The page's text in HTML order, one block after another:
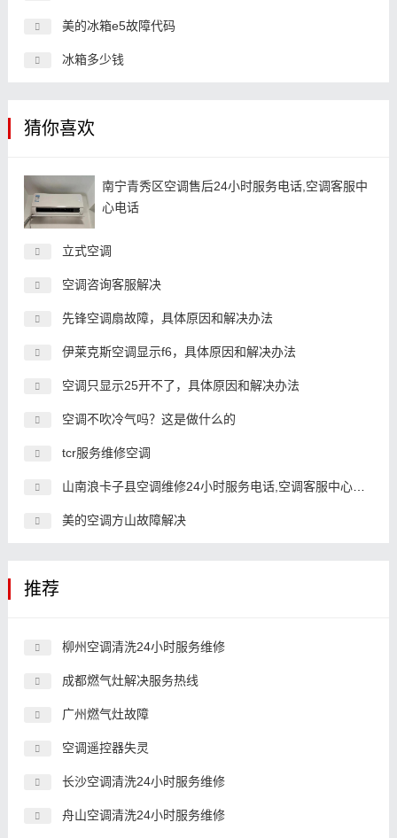
美的冰箱e5故障代码
冰箱多少钱
猜你喜欢
南宁青秀区空调售后24小时服务电话,空调客服中
心电话
立式空调
空调咨询客服解决
先锋空调扇故障，具体原因和解决办法
伊莱克斯空调显示f6，具体原因和解决办法
空调只显示25开不了，具体原因和解决办法
空调不吹冷气吗？这是做什么的
tcr服务维修空调
山南浪卡子县空调维修24小时服务电话,空调客服中心电话
美的空调方山故障解决
推荐
柳州空调清洗24小时服务维修
成都燃气灶解决服务热线
广州燃气灶故障
空调遥控器失灵
长沙空调清洗24小时服务维修
舟山空调清洗24小时服务维修